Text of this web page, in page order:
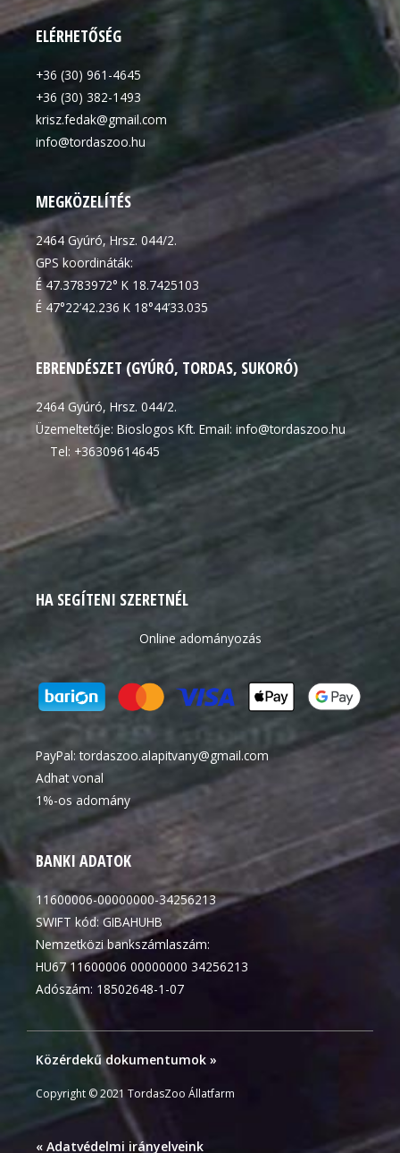
ELÉRHETŐSÉG
+36 (30) 961-4645
+36 (30) 382-1493
krisz.fedak@gmail.com
info@tordaszoo.hu
MEGKÖZELÍTÉS
2464 Gyúró, Hrsz. 044/2.
GPS koordináták:
É 47.3783972° K 18.7425103
É 47°22’42.236 K 18°44’33.035
EBRENDÉSZET (GYÚRÓ, TORDAS, SUKORÓ)
2464 Gyúró, Hrsz. 044/2.
Üzemeltetője: Bioslogos Kft. Email: info@tordaszoo.hu
Tel: +36309614645
HA SEGÍTENI SZERETNÉL
Online adományozás
PayPal:tordaszoo.alapitvany@gmail.com
Adhat vonal
1%-os adomány
BANKI ADATOK
11600006-00000000-34256213
SWIFT kód: GIBAHUHB
Nemzetközi bankszámlaszám:
HU67 11600006 00000000 34256213
Adószám: 18502648-1-07
Közérdekű dokumentumok »
Copyright © 2021 TordasZoo Állatfarm
« Adatvédelmi irányelveink